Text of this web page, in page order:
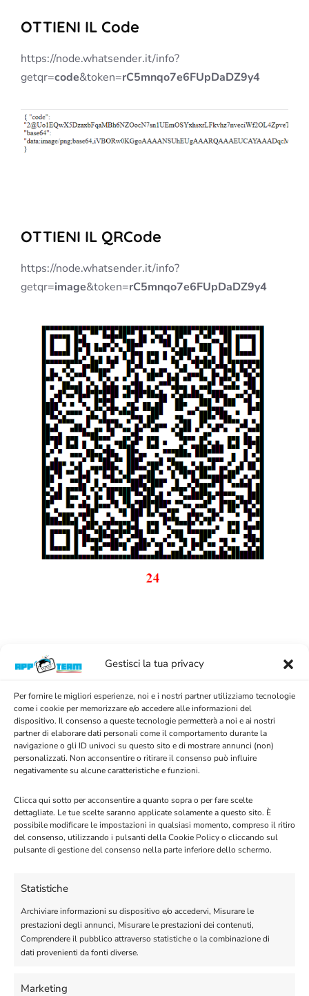
Gestisci la tua privacy
Per fornire le migliori esperienze, noi e i nostri partner utilizziamo tecnologie
come i cookie per memorizzare e/o accedere alle informazioni del
dispositivo. Il consenso a queste tecnologie permetterà a noi e ai nostri
partner di elaborare dati personali come il comportamento durante la
navigazione o gli ID univoci su questo sito e di mostrare annunci (non)
personalizzati. Non acconsentire o ritirare il consenso può influire
negativamente su alcune caratteristiche e funzioni.
Clicca qui sotto per acconsentire a quanto sopra o per fare scelte
dettagliate. Le tue scelte saranno applicate solamente a questo sito. È
possibile modificare le impostazioni in qualsiasi momento, compreso il ritiro
del consenso, utilizzando i pulsanti della Cookie Policy o cliccando sul
pulsante di gestione del consenso nella parte inferiore dello schermo.
Statistiche
Archiviare informazioni su dispositivo e/o accedervi, Misurare le
prestazioni degli annunci, Misurare le prestazioni dei contenuti,
Comprendere il pubblico attraverso statistiche o la combinazione di
dati provenienti da fonti diverse.
Marketing
OTTIENI IL Code
https://node.whatsender.it/info?
getqr=code&token=rC5mnqo7e6FUpDaDZ9y4
OTTIENI IL QRCode
https://node.whatsender.it/info?
getqr=image&token=rC5mnqo7e6FUpDaDZ9y4
Registrazione degli utenti dell’app
WhatsApp Business (o “Coesistenza”)
Calendar
29/09/2025